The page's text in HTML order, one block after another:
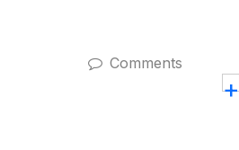
Comments
+